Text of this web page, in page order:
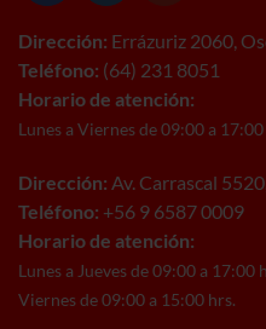
Dirección: Errázuriz 2060,
Teléfono: (64) 231 8051
Horario de atención:
Lunes a Viernes de 09:00 a
Dirección: Av. Carrascal
Teléfono: +56 9 6587 0009
Horario de atención:
Lunes a Jueves de 09:00 a 17:00
Viernes de 09:00 a 15:00 hrs.